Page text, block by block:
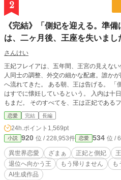
2
《完結》「側妃を迎える。準
は、二ヶ月後、王座を失いまし
さんけい
王妃フレイアは、五年間、王宮の見えな
人同士の調整、外交の細かな配慮。誰か
へ流れてきた。 ある朝、王は告げる。 「
はすでに懐妊しているという。 入内は十
もまだ。 そのすべてを、王は正妃である
ならうまくやってくれる」 その言葉を聞
―疲れました。 公爵家は娘を迎えに来た
た。側妃が来れば、王宮は明るくなると
は、二ヶ月ももたなかった。 茶会、寄付
られていた仕事が、次々と崩れていく。
王宮の欠けたところを埋めるための備品では
話。 初日以外は6時・17時更新となります。 ※本作は生成AIによる
もとに、作者が取捨選択・加筆修正して
恋愛 完結 長編
24h.ポイント 1,569pt
小説 920 位 / 228,953件 恋愛 534 位 /
異世界恋愛 ざまぁ 正妃と側妃
退位へ向かう王
もう帰りません も
AI生成作品